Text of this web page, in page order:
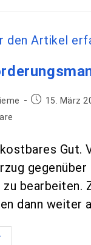
15. März
Gut.
zu bearbeiten.
dann